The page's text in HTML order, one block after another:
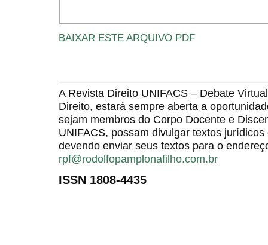
BAIXAR ESTE ARQUIVO PDF
A Revista Direito UNIFACS – Debate
Direito, estará sempre aberta a
sejam membros do Corpo Docente e
UNIFACS, possam divulgar textos
devendo enviar seus textos para o
rpf@rodolfopamplonafilho.com.br
ISSN 1808-4435